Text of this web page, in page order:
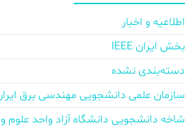
اطلاعیه و اخبار
بخش ایران IEEE
دسته‌بندی نشده
سازمان علمی دانشجویی مهندسی برق
شاخه دانشجویی دانشگاه آزاد واحد علوم